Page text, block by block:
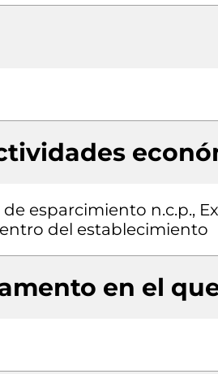
esparcimiento n.c.p.,
del establecimiento
en el